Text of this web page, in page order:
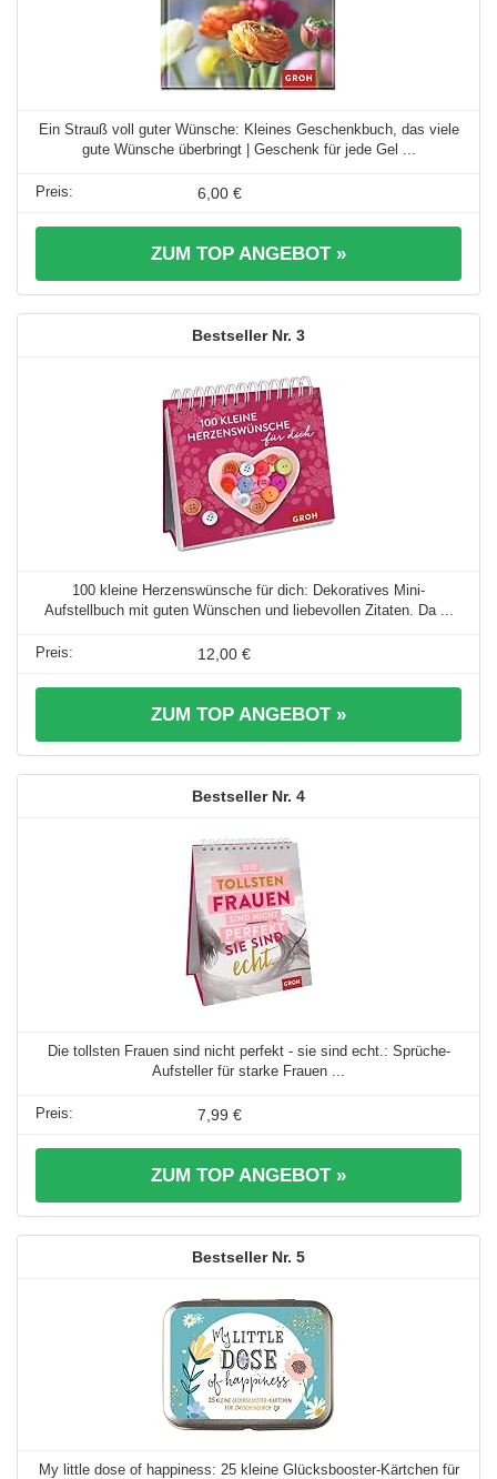
Ein Strauß voll guter Wünsche: Kleines Geschenkbuch, das viele
gute Wünsche überbringt | Geschenk für jede Gel ...
6,00 €
ZUM TOP ANGEBOT »
3
100 kleine Herzenswünsche für dich: Dekoratives Mini-
Aufstellbuch mit guten Wünschen und liebevollen Zitaten. Da ...
12,00 €
ZUM TOP ANGEBOT »
4
Die tollsten Frauen sind nicht perfekt - sie sind echt.: Sprüche-
Aufsteller für starke Frauen ...
7,99 €
ZUM TOP ANGEBOT »
5
My little dose of happiness: 25 kleine Glücksbooster-Kärtchen für